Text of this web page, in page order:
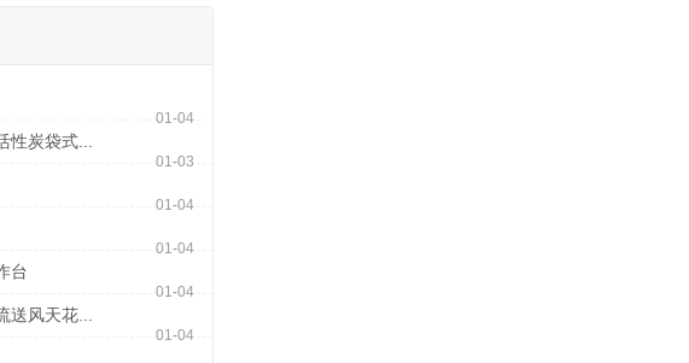
01-04
性炭袋式...
01-03
01-04
01-04
台
01-04
送风天花...
01-04